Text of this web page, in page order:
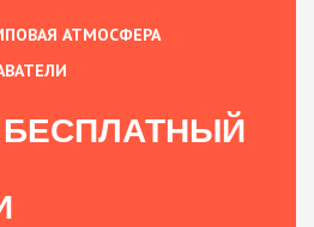
АТМОСФЕРА
БЕСПЛАТНЫЙ